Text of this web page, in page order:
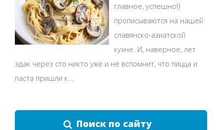
главное, успешно!)
прописываются на нашей
славянско-азиатской
кухне. И, наверное, лет
эдак через сто никто уже и не вспомнит, что пицца и
паста пришли к...
Поиск по сайту